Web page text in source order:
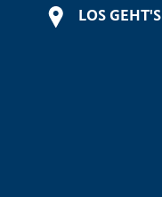
LOS GEHT'S